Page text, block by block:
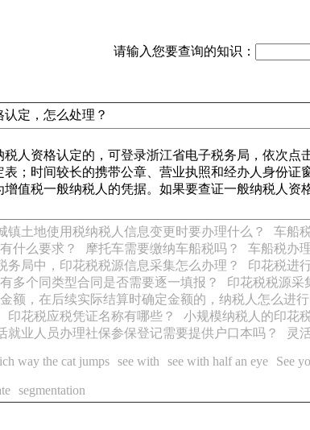
请输入您要查询的知识：
定，怎么处理？
税人资格认定的，可登录浙江省电子税务局，依次
；时间较长的携带公章、营业执照和经办人身份
值税一般纳税人的凭据。如果要查证一般纳税人
镇土地使用税纳税人信息变更时要办理什么？ 车船
什么要求？
摩托车需要缴纳车船税吗？ 车船税办
务局中，印花税税源信息采集怎么办理？ 印花税进
多个同类型合同是否需要逐一填报？
印花税税源采
额，在后续实际结算时确定金额的，纳税人怎么进
印花税应税凭证名称有哪些？ 小规模纳税人的印花
就业人员办理社保参保登记需要提供户口本吗？ 灵
way the cat jumps see with see with half an eye See
segmentation